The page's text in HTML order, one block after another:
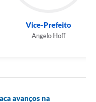
avanços na